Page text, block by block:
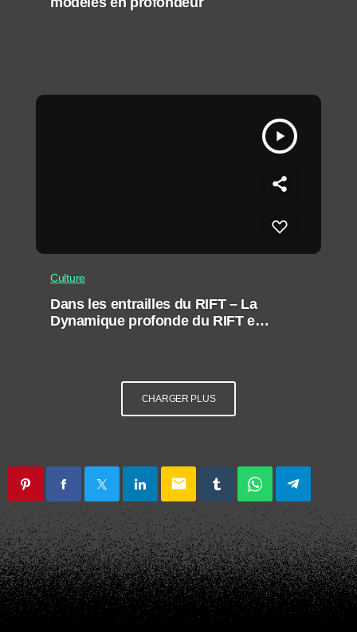
play_arrow
Culture
Dans les entrailles du RIFT – La
Dynamique profonde du RIFT et
CHARGER PLUS
email